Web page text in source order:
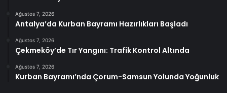
Ağustos 7, 2026
Antalya’da Kurban Bayramı Hazırlıkları Başladı
Ağustos 7, 2026
Çekmeköy’de Tır Yangını: Trafik Kontrol Altında
Ağustos 7, 2026
Kurban Bayramı’nda Çorum-Samsun Yolunda Yoğunluk